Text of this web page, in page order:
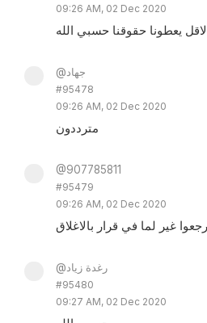
09:26 AM, 02 Dec 2020
يعطونا حقوقنا حسبي الله
@جهاد
#95478
09:26 AM, 02 Dec 2020
مترددون
@907785811
#95479
09:26 AM, 02 Dec 2020
غير لما في قرار بالاغلاق
@رغدة زياد
#95480
09:27 AM, 02 Dec 2020